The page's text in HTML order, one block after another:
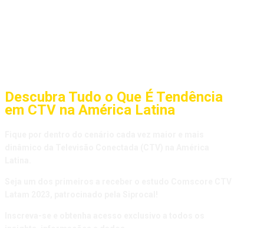
Descubra Tudo o Que É Tendência
em CTV na América Latina